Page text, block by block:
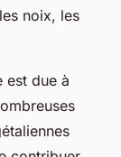
noix, les
est due à